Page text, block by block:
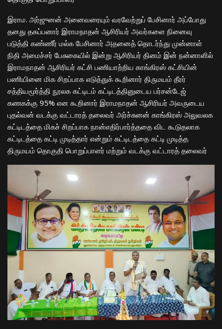
இராம. அர்ஜுனன் அனைவரையும் வரவேற்றுப் பேசினார் அப்போது
தனது தகப்பனார் இராமநாதன் ஆசிரியர் அவர்களை நினைவு
படுத்தி கண்ணீர் மல்க பேசினார் அதனைத் தொடர்ந்து முன்னாள்
நிதி அமைச்சர் பேசுகையில் இன்று ஆசிரியர் தினம் இன் நன்னாளில்
இராமநாதன் ஆசிரியர் கட்சி பணியாற்றிய காங்கிரஸ் கட்சியின்
பணியினை மிக சிறப்பாக எடுத்துக் கூறினார் திருமயம் தீரர்
சத்தியமூர்த்தி நூலக கட்டிடம் கட்டிடத்தினுடைய பர்சன்டேஜ்
கணகக்கு 95% என கூறினார் இராமநாதன் ஆசிரியர் அவருடைய
புதல்வன் வடக்கு வட்டாரத் தலைவர் அர்ச்சுனன் காங்கிரஸ் அலுவலக
கட்டிடத்தை மிகச் சிறப்பாக நான்எதிர்பார்த்ததை விட கூடுதலாக
கட்டிடத்தை கட்டி முடித்தார் என்றும் கட்டிடத்தை கட்டி முடித்த
திருமயம் தொகுதி பொறுப்பாளர் மற்றும் வடக்கு வட்டாரத் தலைவர்